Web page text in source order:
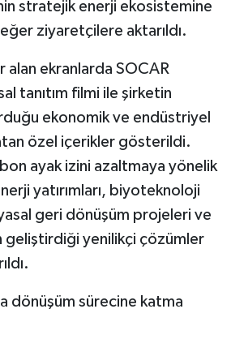
stratejik enerji ekosistemine
ziyaretçilere aktarıldı.
alan ekranlarda SOCAR
tanıtım filmi ile şirketin
ekonomik ve endüstriyel
özel içerikler gösterildi.
ayak izini azaltmaya yönelik
yatırımları, biyoteknoloji
geri dönüşüm projeleri ve
geliştirdiği yenilikçi çözümler
dönüşüm sürecine katma